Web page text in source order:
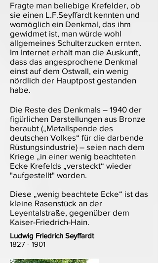
Fragte man beliebige Krefelder, ob
sie einen L.F.Seyffardt kennten und
womöglich ein Denkmal, das ihm
gewidmet ist, man würde wohl
allgemeines Schulterzucken ernten.
Im Internet erhält man die Auskunft,
dass das angesprochene Denkmal
einst auf dem Ostwall, ein wenig
nördlich der Hauptpost gestanden
habe.
Die Reste des Denkmals – 1940 der
figürlichen Darstellungen aus Bronze
beraubt („Metallspende des
deutschen Volkes“ für die darbende
Rüstungsindustrie) – seien nach dem
Kriege „in einer wenig beachteten
Ecke Krefelds „versteckt“ wieder
"aufgestellt" worden.
Diese „wenig beachtete Ecke“ ist das
kleine Rasenstück an der
Leyentalstraße, gegenüber dem
Kaiser-Friedrich-Hain.
Ludwig Friedrich Seyffardt
1827 - 1901